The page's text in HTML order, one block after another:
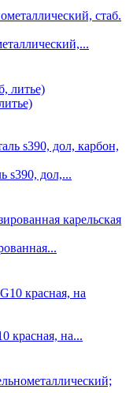
s390, дол,...
красная, на...